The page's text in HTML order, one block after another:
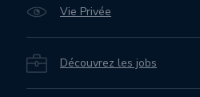
Vie Privée
Découvrez les jobs